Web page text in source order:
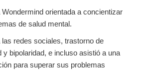
orientada a concientizar
de salud mental.
redes sociales, trastorno de
y bipolaridad, e incluso asistió a una
para superar sus problemas